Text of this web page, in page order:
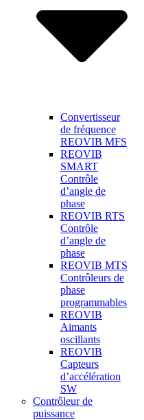
Convertisseur
de fréquence
REOVIB MFS
REOVIB
SMART
Contrôle
d’angle de
phase
REOVIB RTS
Contrôle
d’angle de
phase
REOVIB MTS
Contrôleurs de
phase
programmables
REOVIB
Aimants
oscillants
REOVIB
Capteurs
d’accélération
SW
Contrôleur de
puissance